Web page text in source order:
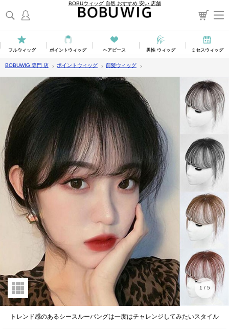
BOBUウィッグ 自然 おすすめ 安い 店舗
フルウィッグ ポイントウィッグ ヘアピース 男性 ウィッグ ミセスウィッグ
BOBUWIG 専門 店 ポイントウィッグ 前髪ウィッグ
トレンド感のあるシースルーバングは一度はチャレンジしてみたいスタイル
1 /5